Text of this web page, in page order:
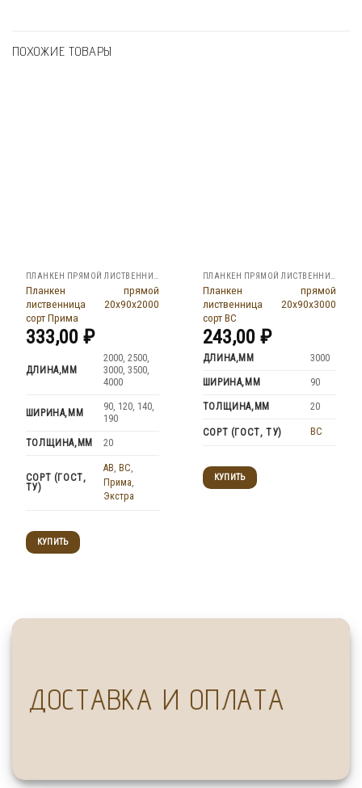
ПОХОЖИЕ ТОВАРЫ
Планкен прямой
лиственница 20x90x2000
сорт Прима
333,00 ₽
ДЛИНА,ММ
2000, 2500,
3000, 3500,
4000
ШИРИНА,ММ
90, 120, 140,
190
ТОЛЩИНА,ММ 20
СОРТ (ГОСТ,
ТУ)
AB, BC,
Прима,
Экстра
КУПИТЬ
Планкен прямой
лиственница 20x90x3000
сорт ВС
243,00 ₽
ДЛИНА,ММ 3000
ШИРИНА,ММ 90
ТОЛЩИНА,ММ 20
СОРТ (ГОСТ, ТУ) BC
КУПИТЬ
ДОСТАВКА И ОПЛАТА